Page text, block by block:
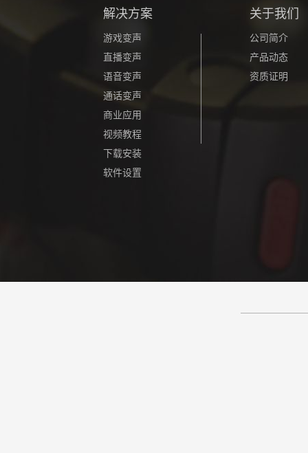
解决方案
游戏变声
直播变声
语音变声
通话变声
商业应用
视频教程
下载安装
软件设置
关于我们
公司简介
产品动态
资质证明